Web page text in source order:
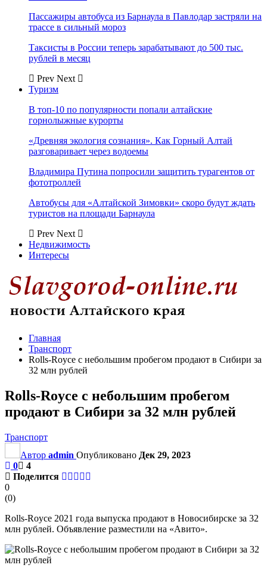
Пассажиры автобуса из Барнаула в Павлодар застряли на
трассе в сильный мороз
Таксисты в России теперь зарабатывают до 500 тыс.
рублей в месяц
Prev Next
Туризм
В топ-10 по популярности попали алтайские
горнолыжные курорты
«Древняя экология сознания». Как Горный Алтай
разговаривает через водоемы
Владимира Путина попросили защитить турагентов от
фототроллей
Автобусы для «Алтайской Зимовки» скоро будут ждать
туристов на площади Барнаула
Prev Next
Недвижимость
Интересы
Главная
Транспорт
Rolls-Royce с небольшим пробегом продают в Сибири за
32 млн рублей
Rolls-Royce с небольшим пробегом
продают в Сибири за 32 млн рублей
Транспорт
Автор admin Опубликовано Дек 29, 2023
0
4
Поделится
0
(0)
Rolls-Royce 2021 года выпуска продают в Новосибирске за 32
млн рублей. Объявление разместили на «Авито».